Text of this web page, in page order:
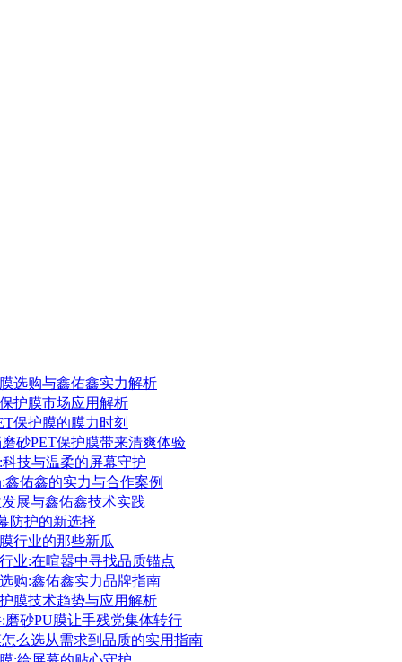
选购与鑫佑鑫实力解析
护膜市场应用解析
保护膜的膜力时刻
砂PET保护膜带来清爽体验
技与温柔的屏幕守护
鑫佑鑫的实力与合作案例
展与鑫佑鑫技术实践
防护的新选择
行业的那些新瓜
业:在喧嚣中寻找品质锚点
购:鑫佑鑫实力品牌指南
膜技术趋势与应用解析
磨砂PU膜让手残党集体转行
么选从需求到品质的实用指南